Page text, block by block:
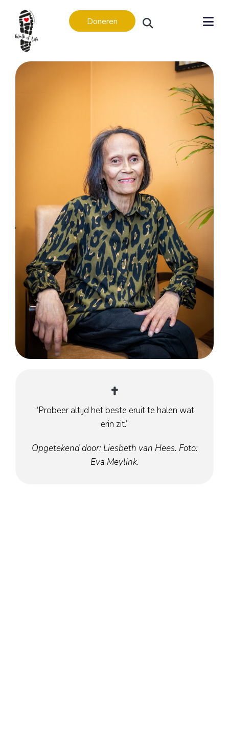
Apeldoorn
Arnhem
Haarlem
Leiden
Nijmegen
Rotterdam
Utrecht
Over ons
Nieuwe vrijwilligers
Aannamebeleid
ANBI
Activiteiten
Doneren
“Probeer altijd het beste eruit te halen wat
erin zit.”
Opgetekend door: Liesbeth van Hees. Foto:
Eva Meylink.